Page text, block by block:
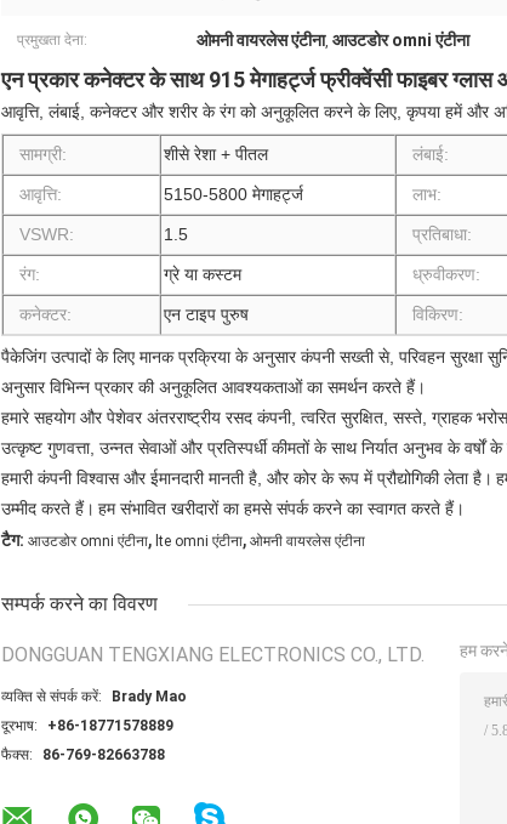
प्रमुखता देना: ओमनी वायरलेस एंटीना, आउटडोर omni एंटीना
एन प्रकार कनेक्टर के साथ 915 मेगाहर्ट्ज फ्रीक्वेंसी फाइबर ग्लास
आवृत्ति, लंबाई, कनेक्टर और शरीर के रंग को अनुकूलित करने के लिए, कृपया हमें और
सामग्री: शीसे रेशा + पीतल लंबाई:
आवृत्ति: 5150-5800 मेगाहर्ट्ज लाभ:
VSWR: 1.5 प्रतिबाधा:
रंग: ग्रे या कस्टम ध्रुवीकरण:
कनेक्टर: एन टाइप पुरुष विकिरण:
पैकेजिंग उत्पादों के लिए मानक प्रक्रिया के अनुसार कंपनी सख्ती से, परिवहन
अनुसार विभिन्न प्रकार की अनुकूलित आवश्यकताओं का समर्थन करते हैं।
हमारे सहयोग और पेशेवर अंतरराष्ट्रीय रसद कंपनी, त्वरित सुरक्षित, सस्ते, ग्राहक
उत्कृष्ट गुणवत्ता, उन्नत सेवाओं और प्रतिस्पर्धी कीमतों के साथ निर्यात अनुभव के
हमारी कंपनी विश्वास और ईमानदारी मानती है, और कोर के रूप में प्रौद्योगिकी लेता है।
उम्मीद करते हैं। हम संभावित खरीदारों का हमसे संपर्क करने का स्वागत करते हैं।
टैग: आउटडोर omni एंटीना, lte omni एंटीना, ओमनी वायरलेस एंटीना
सम्पर्क करने का विवरण
DONGGUAN TENGXIANG ELECTRONICS CO., LTD.
व्यक्ति से संपर्क करें:
Brady Mao
दूरभाष:
+86-18771578889
फैक्स:
86-769-82663788
हम